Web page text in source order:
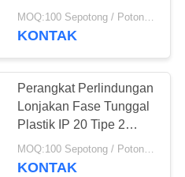
Surge
121
Rail
MOQ:100 Sepotong / Potongan
KONTAK
Perangkat Perlindungan
Lonjakan Fase Tunggal
Plastik IP 20 Tipe 2
Surge Protector
MOQ:100 Sepotong / Potongan
KONTAK